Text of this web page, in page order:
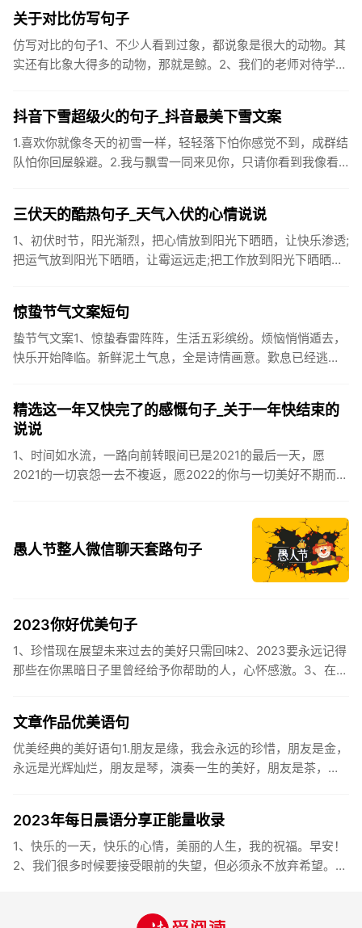
关于对比仿写句子
仿写对比的句子1、不少人看到过象，都说象是很大的动物。其
实还有比象大得多的动物，那就是鲸。2、我们的老师对待学生
抖音下雪超级火的句子_抖音最美下雪文案
1.喜欢你就像冬天的初雪一样，轻轻落下怕你感觉不到，成群结
队怕你回屋躲避。2.我与飘雪一同来见你，只请你看到我像看
三伏天的酷热句子_天气入伏的心情说说
1、初伏时节，阳光渐烈，把心情放到阳光下晒晒，让快乐渗透;
把运气放到阳光下晒晒，让霉运远走;把工作放到阳光下晒晒，
惊蛰节气文案短句
蛰节气文案1、惊蛰春雷阵阵，生活五彩缤纷。烦恼悄悄遁去，
快乐开始降临。新鲜泥土气息，全是诗情画意。歎息已经逃
精选这一年又快完了的感慨句子_关于一年快结束的
说说
1、时间如水流，一路向前转眼间已是2021的最后一天，愿
2021的一切哀怨一去不複返，愿2022的你与一切美好不期而
愚人节整人微信聊天套路句子
2023你好优美句子
1、珍惜现在展望未来过去的美好只需回味2、2023要永远记得
那些在你黑暗日子里曾经给予你帮助的人，心怀感激。3、在苦
文章作品优美语句
优美经典的美好语句1.朋友是缘，我会永远的珍惜，朋友是金，
永远是光辉灿烂，朋友是琴，演奏一生的美好，朋友是茶，品
2023年每日晨语分享正能量收录
1、快乐的一天，快乐的心情，美丽的人生，我的祝福。早安！
2、我们很多时候要接受眼前的失望，但必须永不放弃希望。早